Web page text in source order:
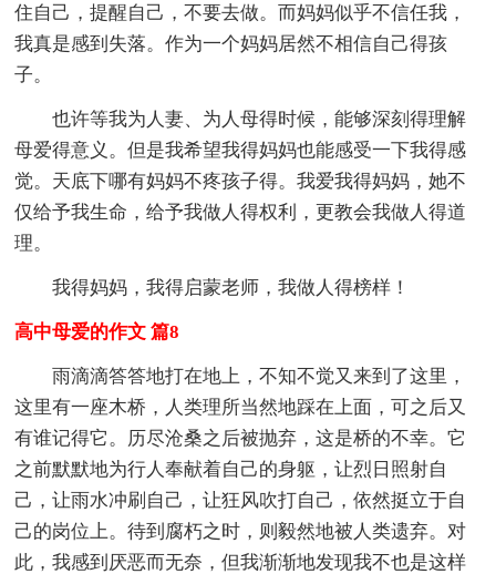
住自己，提醒自己，不要去做。而妈妈似乎不信任我，
我真是感到失落。作为一个妈妈居然不相信自己得孩
子。
也许等我为人妻、为人母得时候，能够深刻得理解
母爱得意义。但是我希望我得妈妈也能感受一下我得感
觉。天底下哪有妈妈不疼孩子得。我爱我得妈妈，她不
仅给予我生命，给予我做人得权利，更教会我做人得道
理。
我得妈妈，我得启蒙老师，我做人得榜样！
高中母爱的作文 篇8
雨滴滴答答地打在地上，不知不觉又来到了这里，
这里有一座木桥，人类理所当然地踩在上面，可之后又
有谁记得它。历尽沧桑之后被抛弃，这是桥的不幸。它
之前默默地为行人奉献着自己的身躯，让烈日照射自
己，让雨水冲刷自己，让狂风吹打自己，依然挺立于自
己的岗位上。待到腐朽之时，则毅然地被人类遗弃。对
此，我感到厌恶而无奈，但我渐渐地发现我不也是这样